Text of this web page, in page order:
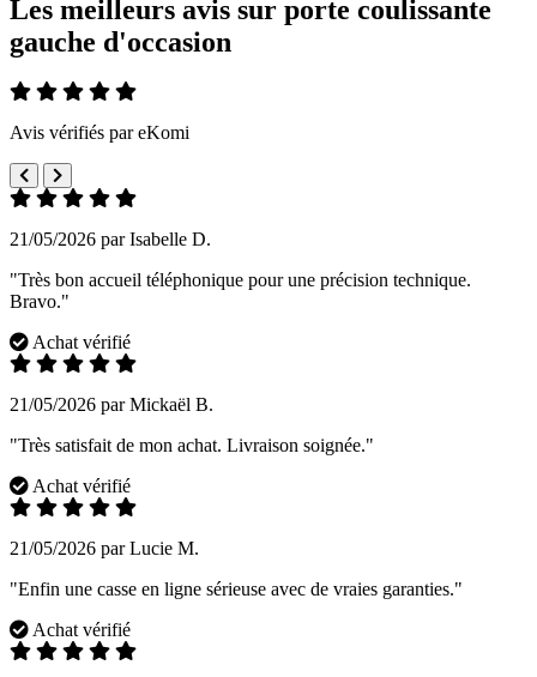
Les meilleurs avis sur porte coulissante
gauche d'occasion
Avis vérifiés par eKomi
21/05/2026 par Isabelle D.
"Très bon accueil téléphonique pour une précision technique.
Bravo."
Achat vérifié
21/05/2026 par Mickaël B.
"Très satisfait de mon achat. Livraison soignée."
Achat vérifié
21/05/2026 par Lucie M.
"Enfin une casse en ligne sérieuse avec de vraies garanties."
Achat vérifié